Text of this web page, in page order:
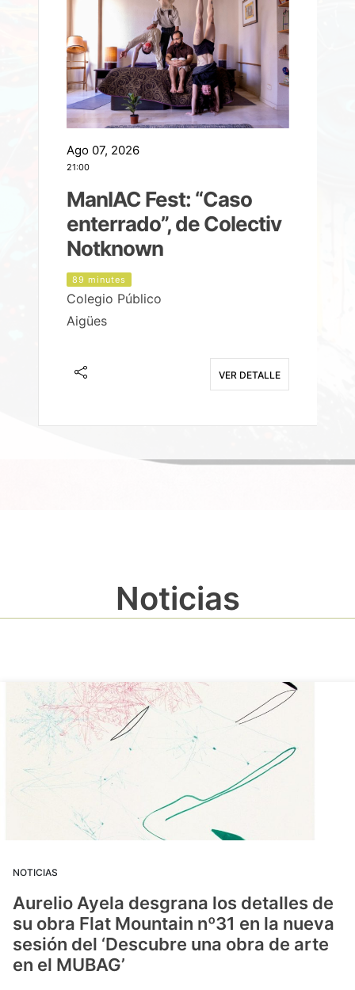
Ago 07, 2026
21:00
ManIAC Fest: “Caso
enterrado”, de Colectiv
Notknown
89 minutes
Colegio Público
Aigües
VER DETALLE
Noticias
NOTICIAS
Aurelio Ayela desgrana los detalles de
su obra Flat Mountain nº31 en la nueva
sesión del ‘Descubre una obra de arte
en el MUBAG’